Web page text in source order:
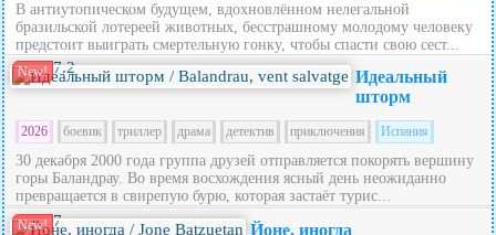
В антиутопическом будущем, вдохновлённом нелегальной
бразильской лотереей животных, бесстрашному молодому человеку
предстоит выиграть смертельную гонку, чтобы спасти свою сест...
New! 7.2
Идеальный
шторм
2026 боевик триллер драма детектив приключения Испания
30 декабря 2000 года группа друзей отправляется покорять вершину
горы Баландрау. Во время восхождения ясный день неожиданно
превращается в свирепую бурю, которая застаёт турис...
New! 7 Йоне, иногда